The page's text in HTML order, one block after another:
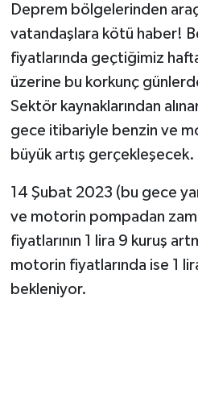
Deprem bölgelerinden
vatandaşlara kötü haber!
fiyatlarında geçtiğimiz
üzerine bu korkunç
Sektör kaynaklarından
gece itibariyle benzin ve
büyük artış gerçekleşecek.
14 Şubat 2023 (bu gece
ve motorin pompadan
fiyatlarının 1 lira 9 kuruş
motorin fiyatlarında ise 1
bekleniyor.
KADIN-AİLE
YEREL YÖNETİM
MEDYA
SEÇİM 2011
BİLİMNET
SİVİL TOPLUM